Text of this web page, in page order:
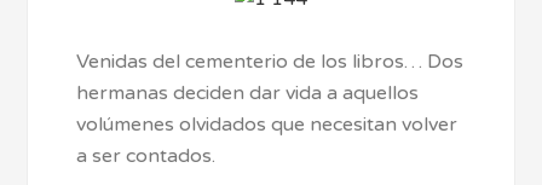
Venidas del cementerio de los libros… Dos
hermanas deciden dar vida a aquellos
volúmenes olvidados que necesitan volver
a ser contados.